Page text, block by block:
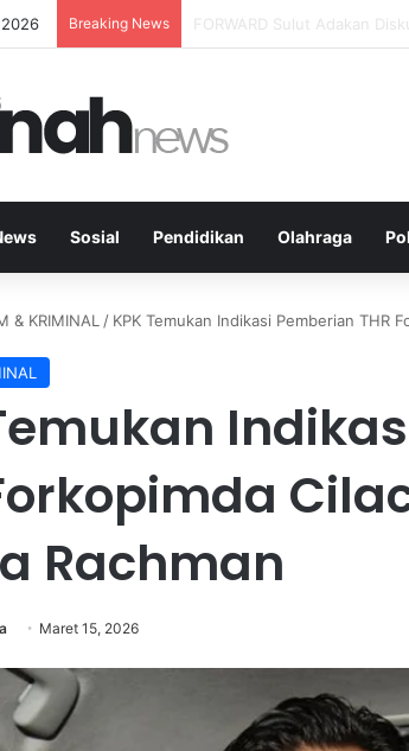
Breaking News Milenial Petani dan
Sosial Pendidikan Olahraga
& KRIMINAL / KPK Temukan Indikasi Pemberian THR
Rachman
Maret 15, 2026